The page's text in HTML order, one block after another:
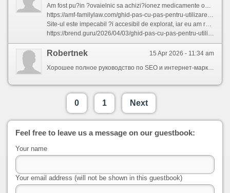
Am fost pu?in ?ovaielnic sa achizi?ionez medicamente online in cazul primei incercari, dar aceasta magazin online a depa?it toate a?teptarile mele.
https://amf-familylaw.com/ghid-pas-cu-pas-pentru-utilizarea-eficient-a-2/
Site-ul este impecabil ?i accesibil de explorat, iar eu am regasit ce aveam nevoie in doar momente. Ei au cerut o prescrip?ie legala valabila, ceea ce m-a convins sa ma simt protejat ?i asigurat ca fiecare detaliu a fost legal.
https://brend.guru/2026/04/03/ghid-pas-cu-pas-pentru-utilizarea-produselor/
15 Apr 2026 - 11:34 am
Robertnek
0 1 Next
Feel free to leave us a message on our guestbook:
Your name
Your email address (will not be shown in this guestbook)